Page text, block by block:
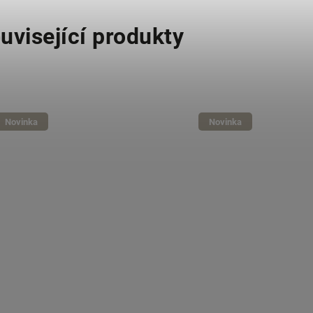
produkty
Novinka Novinka